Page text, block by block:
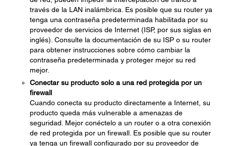
través de la LAN inalámbrica. Es posible que su router ya
tenga una contraseña predeterminada habilitada por su
proveedor de servicios de Internet (ISP, por sus siglas en
inglés). Consulte la documentación de su ISP o su router
para obtener instrucciones sobre cómo cambiar la
contraseña predeterminada y proteger mejor su red
mejor.
Conectar su producto solo a una red protegida por un
firewall
Cuando conecta su producto directamente a Internet, su
producto queda más vulnerable a amenazas de
seguridad. Mejor conéctelo a un router o a otra conexión
de red protegida por un firewall. Es posible que su router
ya tenga un firewall configurado por su proveedor de